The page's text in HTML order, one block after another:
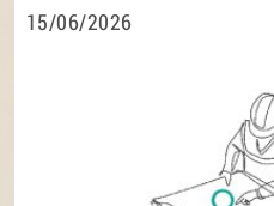
15/06/2026